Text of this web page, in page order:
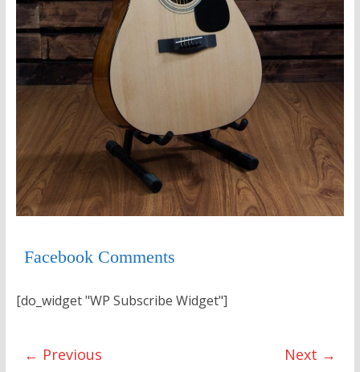
Facebook Comments
[do_widget "WP Subscribe Widget"]
← Previous Next →